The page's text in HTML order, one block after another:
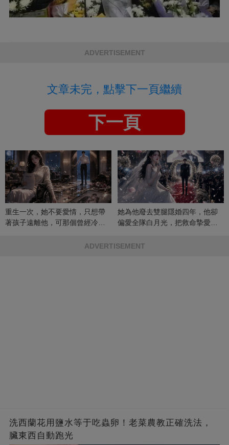
ADVERTISEMENT
文章未完，點擊下一頁繼續
下一頁
重生一次，她不要愛情，只想帶
著孩子遠離他，可那個曾經冷漠
她為他廢去雙腿隱婚四年，他卻
偏愛全隊白月光，把救命摯愛當
ADVERTISEMENT
洗西蘭花用鹽水等于吃蟲卵！老菜農教正確洗法，
臟東西自動跑光